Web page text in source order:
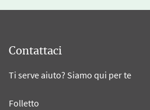
Contattaci
Ti serve aiuto? Siamo qui per te
Folletto